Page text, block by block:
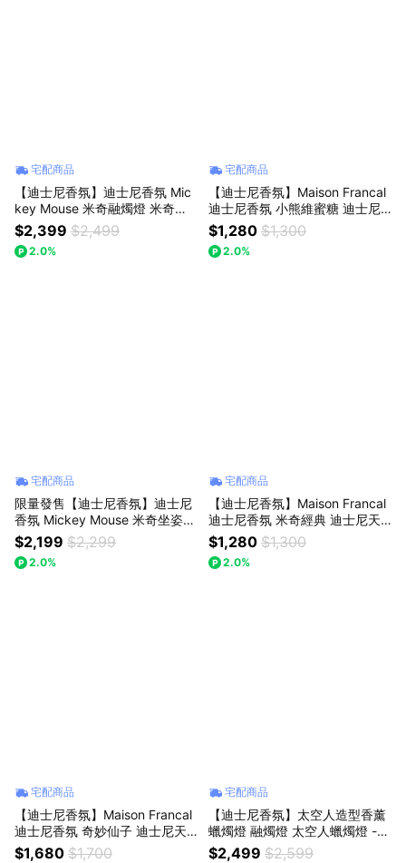
宅配商品
【迪士尼香氛】迪士尼香氛 Mic
key Mouse 米奇融燭燈 米奇蠟
燭燈 - (蠟燭香氛任選)
$2,399 $2,499
2.0%
宅配商品
【迪士尼香氛】Maison Francal
迪士尼香氛 小熊維蜜糖 迪士尼
天然香薰蠟燭 - 150g
$1,280 $1,300
2.0%
宅配商品
限量發售【迪士尼香氛】迪士尼
香氛 Mickey Mouse 米奇坐姿融
燭燈 坐姿米奇蠟燭燈 - (蠟燭香
氛任選)
$2,199 $2,299
2.0%
宅配商品
【迪士尼香氛】Maison Francal
迪士尼香氛 米奇經典 迪士尼天
然香薰蠟燭 - 150g
$1,280 $1,300
2.0%
宅配商品
【迪士尼香氛】Maison Francal
迪士尼香氛 奇妙仙子 迪士尼天
然香薰蠟燭 - 180g
$1,680 $1,700
宅配商品
【迪士尼香氛】太空人造型香薰
蠟燭燈 融燭燈 太空人蠟燭燈 -
送隨機香氛 x 1
$2,499 $2,599